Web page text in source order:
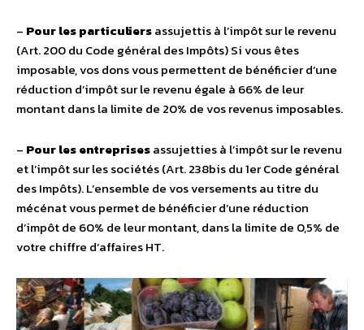
– Pour les particuliersassujettis à l’impôt sur le revenu
(Art. 200 du Code général des Impôts) Si vous êtes
imposable, vos dons vous permettent de bénéficier d’une
réduction d’impôt sur le revenu égale à 66% de leur
montant dans la limite de 20% de vos revenus imposables.
– Pour les entreprisesassujetties à l’impôt sur le revenu
et l’impôt sur les sociétés (Art. 238bis du 1er Code général
des Impôts). L’ensemble de vos versements au titre du
mécénat vous permet de bénéficier d’une réduction
d’impôt de 60% de leur montant, dans la limite de 0,5% de
votre chiffre d’affaires HT.